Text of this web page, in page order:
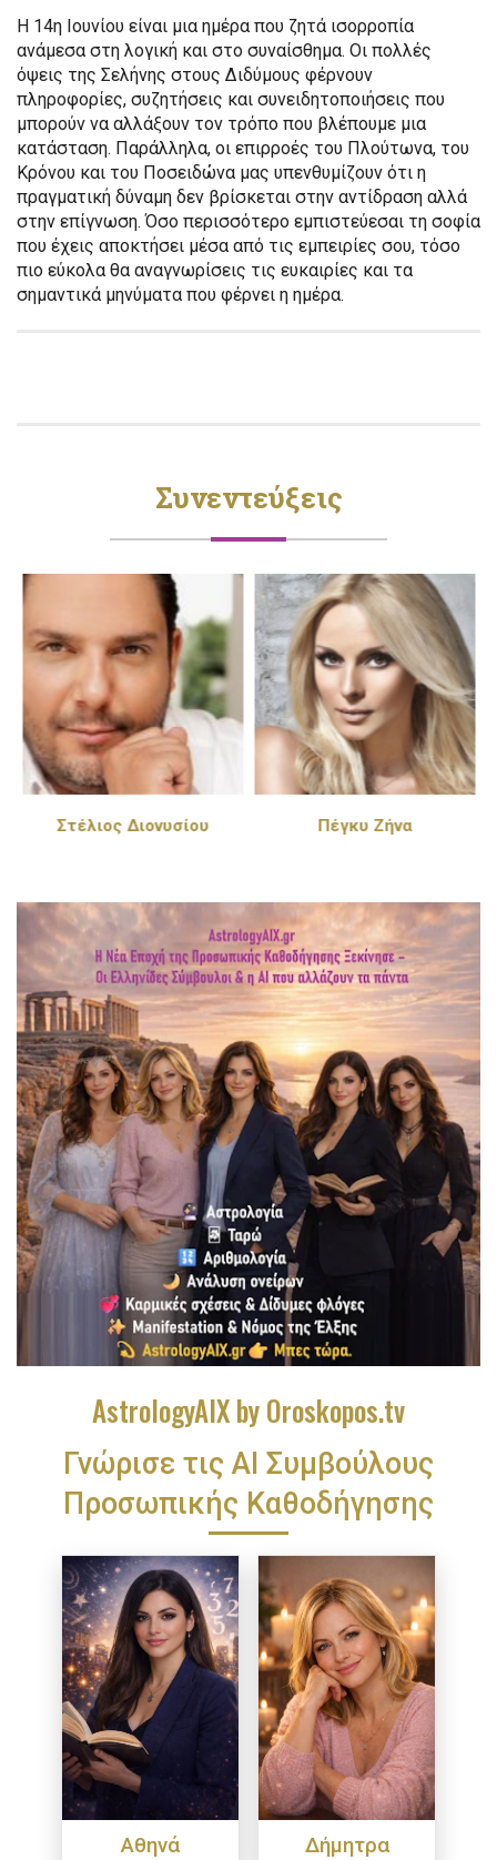
Η 14η Ιουνίου είναι μια ημέρα που ζητά ισορροπία
ανάμεσα στη λογική και στο συναίσθημα. Οι πολλές
όψεις της Σελήνης στους Διδύμους φέρνουν
πληροφορίες, συζητήσεις και συνειδητοποιήσεις που
μπορούν να αλλάξουν τον τρόπο που βλέπουμε μια
κατάσταση. Παράλληλα, οι επιρροές του Πλούτωνα, του
Κρόνου και του Ποσειδώνα μας υπενθυμίζουν ότι η
πραγματική δύναμη δεν βρίσκεται στην αντίδραση αλλά
στην επίγνωση. Όσο περισσότερο εμπιστεύεσαι τη σοφία
που έχεις αποκτήσει μέσα από τις εμπειρίες σου, τόσο
πιο εύκολα θα αναγνωρίσεις τις ευκαιρίες και τα
σημαντικά μηνύματα που φέρνει η ημέρα.
Συνεντεύξεις
Στέλιος Διονυσίου Πέγκυ Ζήνα
AstrologyAIX by Oroskopos.tv
Γνώρισε τις ΑΙ Συμβούλους
Προσωπικής Καθοδήγησης
Αθηνά Δήμητρα